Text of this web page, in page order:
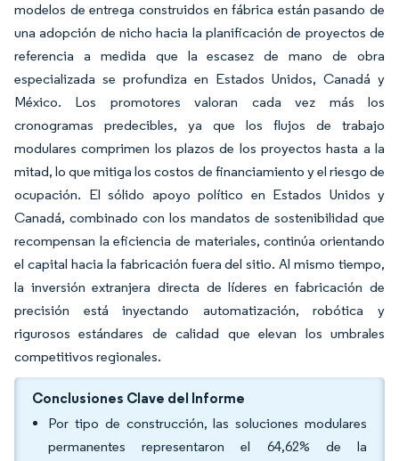
modelos de entrega construidos en fábrica están pasando de
una adopción de nicho hacia la planificación de proyectos de
referencia a medida que la escasez de mano de obra
especializada se profundiza en Estados Unidos, Canadá y
México. Los promotores valoran cada vez más los
cronogramas predecibles, ya que los flujos de trabajo
modulares comprimen los plazos de los proyectos hasta a la
mitad, lo que mitiga los costos de financiamiento y el riesgo de
ocupación. El sólido apoyo político en Estados Unidos y
Canadá, combinado con los mandatos de sostenibilidad que
recompensan la eficiencia de materiales, continúa orientando
el capital hacia la fabricación fuera del sitio. Al mismo tiempo,
la inversión extranjera directa de líderes en fabricación de
precisión está inyectando automatización, robótica y
rigurosos estándares de calidad que elevan los umbrales
competitivos regionales.
Conclusiones Clave del Informe
Por tipo de construcción, las soluciones modulares
permanentes representaron el 64,62% de la